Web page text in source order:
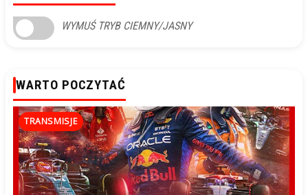
WYMUŚ TRYB CIEMNY/JASNY
WARTO POCZYTAĆ
TRANSMISJE